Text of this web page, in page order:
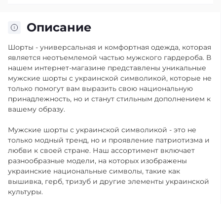
Описание
Шорты - универсальная и комфортная одежда, которая
является неотъемлемой частью мужского гардероба. В
нашем интернет-магазине представлены уникальные
мужские шорты с украинской символикой, которые не
только помогут вам выразить свою национальную
принадлежность, но и станут стильным дополнением к
вашему образу.
Мужские шорты с украинской символикой - это не
только модный тренд, но и проявление патриотизма и
любви к своей стране. Наш ассортимент включает
разнообразные модели, на которых изображены
украинские национальные символы, такие как
вышивка, герб, тризуб и другие элементы украинской
культуры.